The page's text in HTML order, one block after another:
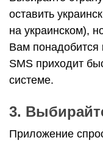
оставить
на украинском),
Вам
SMS приходит
системе.
3.
Приложение